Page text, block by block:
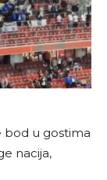
bod u gostima
nacija,